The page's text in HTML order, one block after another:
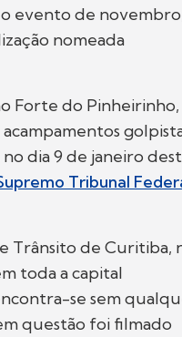
evento de
nomeada
Forte do Pinheirinho,
dia 9 de janeiro
Tribunal
Trânsito de Curitiba,
toda a capital
se sem
questão foi filmado